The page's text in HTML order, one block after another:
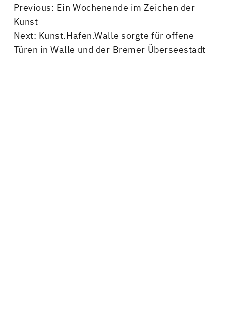
Beitragsnavigation
Previous: Ein Wochenende im Zeichen der
Kunst
Next: Kunst.Hafen.Walle sorgte für offene
Türen in Walle und der Bremer Überseestadt